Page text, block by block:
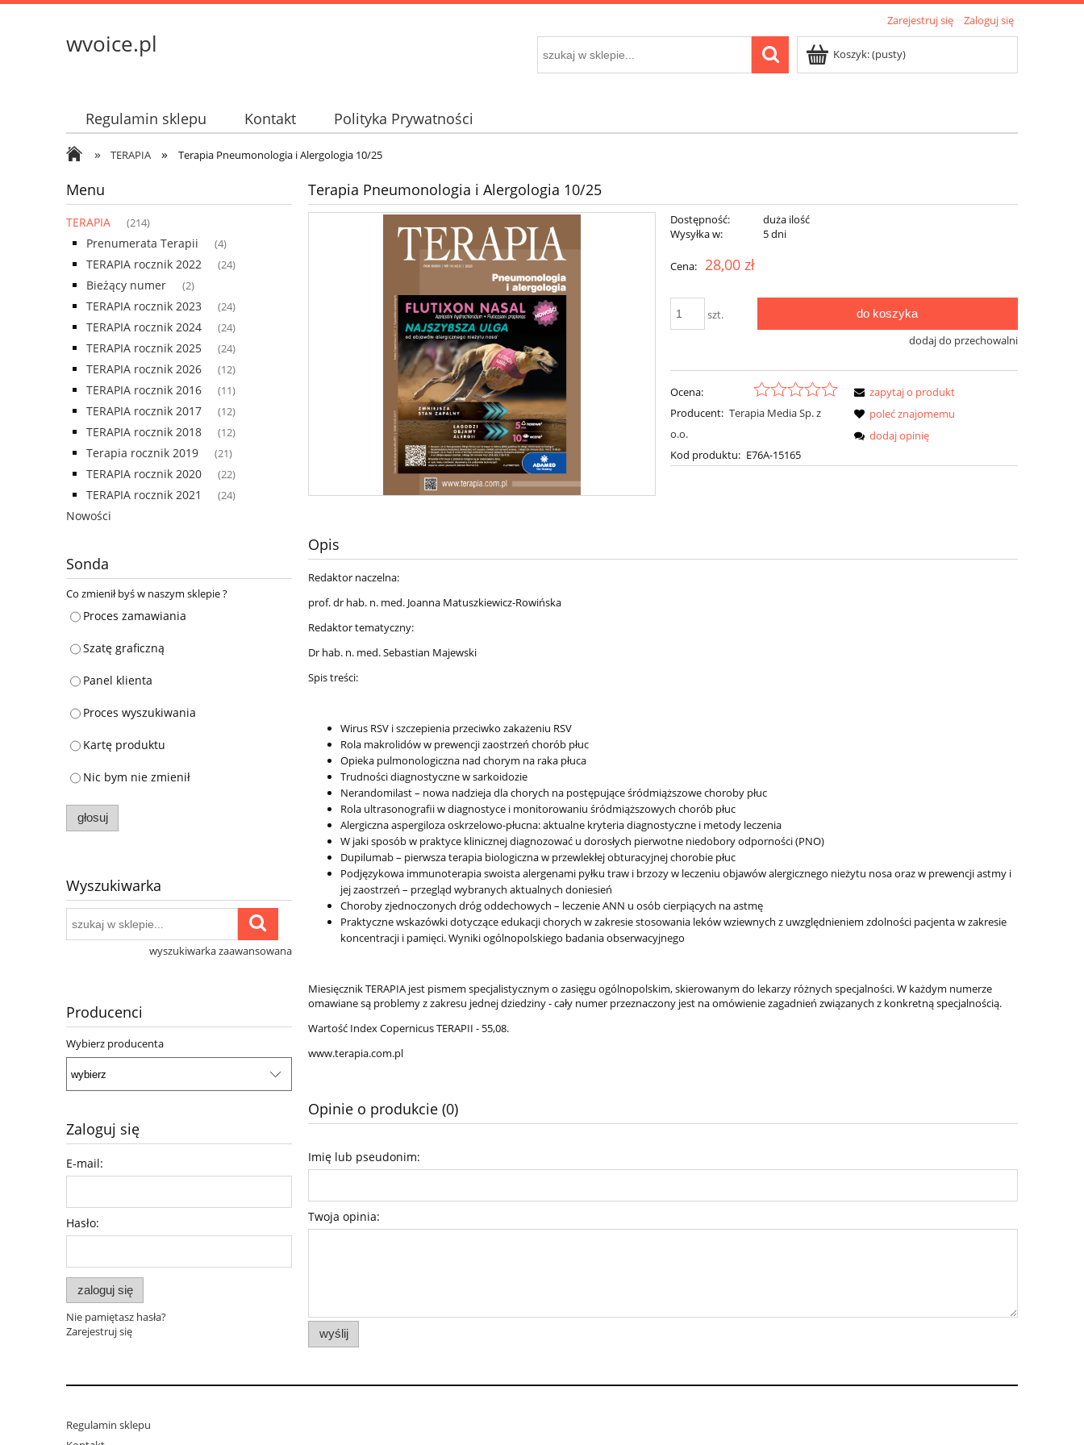
Zarejestruj się Zaloguj się
wvoice.pl Koszyk:(pusty)
Regulamin sklepu Kontakt Polityka Prywatności
» TERAPIA » Terapia Pneumonologia i Alergologia 10/25
Menu
TERAPIA (214)
Prenumerata Terapii (4)
TERAPIA rocznik 2022 (24)
Bieżący numer (2)
TERAPIA rocznik 2023 (24)
TERAPIA rocznik 2024 (24)
TERAPIA rocznik 2025 (24)
TERAPIA rocznik 2026 (12)
TERAPIA rocznik 2016 (11)
TERAPIA rocznik 2017 (12)
TERAPIA rocznik 2018 (12)
Terapia rocznik 2019 (21)
TERAPIA rocznik 2020 (22)
TERAPIA rocznik 2021 (24)
Nowości
Sonda
Co zmienił byś w naszym sklepie ?
Proces zamawiania
Szatę graficzną
Panel klienta
Proces wyszukiwania
Kartę produktu
Nic bym nie zmienił
głosuj
Wyszukiwarka
wyszukiwarka zaawansowana
Producenci
Wybierz producenta
Zaloguj się
E-mail:
Hasło:
zaloguj się
Nie pamiętasz hasła?
Zarejestruj się
Terapia Pneumonologia i Alergologia 10/25
Dostępność:
duża ilość
Wysyłka w:
5 dni
Cena: 28,00 zł
szt. do koszyka
dodaj do przechowalni
Ocena:
Producent: Terapia Media Sp. z
o.o.
Kod produktu: E76A-15165
zapytaj o produkt
poleć znajomemu
dodaj opinię
Opis
Redaktor naczelna:
prof. dr hab. n. med. Joanna Matuszkiewicz-Rowińska
Redaktor tematyczny:
Dr hab. n. med. Sebastian Majewski
Spis treści:
Wirus RSV i szczepienia przeciwko zakażeniu RSV
Rola makrolidów w prewencji zaostrzeń chorób płuc
Opieka pulmonologiczna nad chorym na raka płuca
Trudności diagnostyczne w sarkoidozie
Nerandomilast – nowa nadzieja dla chorych na postępujące śródmiąższowe choroby płuc
Rola ultrasonografii w diagnostyce i monitorowaniu śródmiąższowych chorób płuc
Alergiczna aspergiloza oskrzelowo-płucna: aktualne kryteria diagnostyczne i metody leczenia
W jaki sposób w praktyce klinicznej diagnozować u dorosłych pierwotne niedobory odporności (PNO)
Dupilumab – pierwsza terapia biologiczna w przewlekłej obturacyjnej chorobie płuc
Podjęzykowa immunoterapia swoista alergenami pyłku traw i brzozy w leczeniu objawów alergicznego nieżytu nosa oraz w prewencji astmy i
jej zaostrzeń – przegląd wybranych aktualnych doniesień
Choroby zjednoczonych dróg oddechowych – leczenie ANN u osób cierpiących na astmę
Praktyczne wskazówki dotyczące edukacji chorych w zakresie stosowania leków wziewnych z uwzględnieniem zdolności pacjenta w zakresie
koncentracji i pamięci. Wyniki ogólnopolskiego badania obserwacyjnego
Miesięcznik TERAPIA jest pismem specjalistycznym o zasięgu ogólnopolskim, skierowanym do lekarzy różnych specjalności. W każdym numerze
omawiane są problemy z zakresu jednej dziedziny - cały numer przeznaczony jest na omówienie zagadnień związanych z konkretną specjalnością.
Wartość Index Copernicus TERAPII - 55,08.
www.terapia.com.pl
Opinie o produkcie (0)
Imię lub pseudonim:
Twoja opinia:
wyślij
Regulamin sklepu